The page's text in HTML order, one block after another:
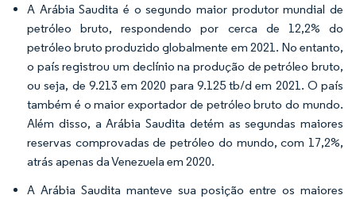
A Arábia Saudita é o segundo maior produtor mundial de
petróleo bruto, respondendo por cerca de 12,2% do
petróleo bruto produzido globalmente em 2021. No entanto,
o país registrou um declínio na produção de petróleo bruto,
ou seja, de 9.213 em 2020 para 9.125 tb/d em 2021. O país
também é o maior exportador de petróleo bruto do mundo.
Além disso, a Arábia Saudita detém as segundas maiores
reservas comprovadas de petróleo do mundo, com 17,2%,
atrás apenas da Venezuela em 2020.
A Arábia Saudita manteve sua posição entre os maiores